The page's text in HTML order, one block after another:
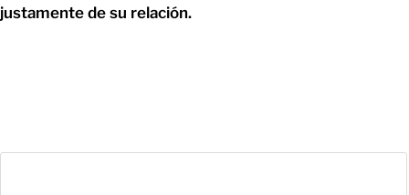
justamente de su relación.